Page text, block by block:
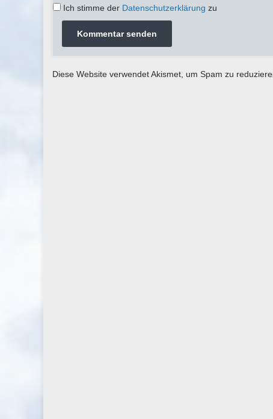
Ich stimme der Datenschutzerklärung zu
Diese Website verwendet Akismet, um Spam zu